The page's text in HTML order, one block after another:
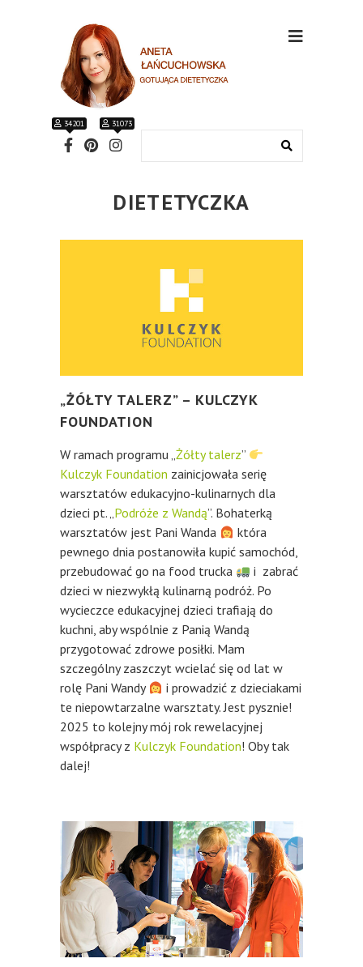
34201 31073
DIETETYCZKA
„ŻÓŁTY TALERZ” – KULCZYK
FOUNDATION
W ramach programu „ Żółty talerz”
Kulczyk Foundation zainicjowała serię
warsztatów edukacyjno-kulinarnych dla
dzieci pt. „ Podróże z Wandą”. Bohaterką
warsztatów jest Pani Wanda
która
pewnego dnia postanowiła kupić samochód,
przebudować go na food trucka
i zabrać
dzieci w niezwykłą kulinarną podróż. Po
wycieczce edukacyjnej dzieci trafiają do
kuchni, aby wspólnie z Panią Wandą
przygotować zdrowe posiłki. Mam
szczególny zaszczyt wcielać się od lat w
rolę Pani Wandy
i prowadzić z dzieciakami
te niepowtarzalne warsztaty. Jest pysznie!
2025 to kolejny mój rok rewelacyjnej
współpracy z Kulczyk Foundation! Oby tak
dalej!